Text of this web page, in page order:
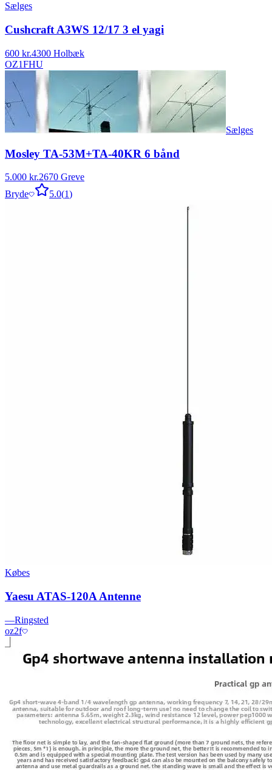
Sælges
Cushcraft A3WS 12/17 3 el yagi
600 kr.4300 Holbæk
OZ1FHU
Sælges
Mosley TA-53M+TA-40KR 6 bånd
5.000 kr.2670 Greve
Bryde
5.0(1)
Købes
Yaesu ATAS-120A Antenne
—Ringsted
oz2f